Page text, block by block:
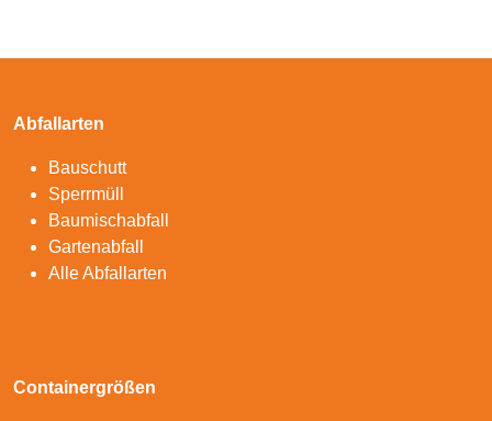
Abfallarten
Bauschutt
Sperrmüll
Baumischabfall
Gartenabfall
Alle Abfallarten
Containergrößen